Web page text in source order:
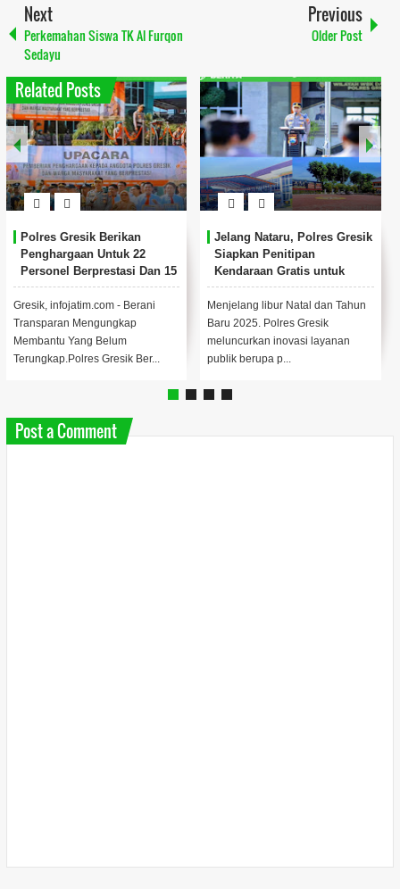
Next
Perkemahan Siswa TK Al Furqon
Sedayu
Previous
Older Post
Related Posts
22
Dan 15
- Berani
Ber...
Jelang Nataru, Polres Gresik
Siapkan Penitipan
Kendaraan Gratis untuk
Warga
Menjelang libur Natal dan Tahun
Baru 2025. Polres Gresik
meluncurkan inovasi layanan
publik berupa p...
Polda Jatim
Kg Sabu dan
Ungkap 5.924
Narkoba
Humas Polda Jatim
Jules Abraham Abast
Reserse Narkoba,
Post a Comment